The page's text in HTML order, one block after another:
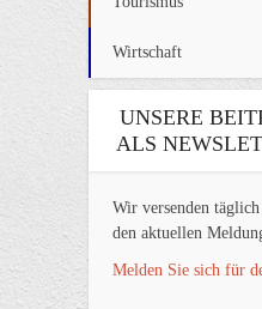
Wirtschaft
UNSERE
ALS
Wir versenden
den aktuellen
Melden Sie sich für